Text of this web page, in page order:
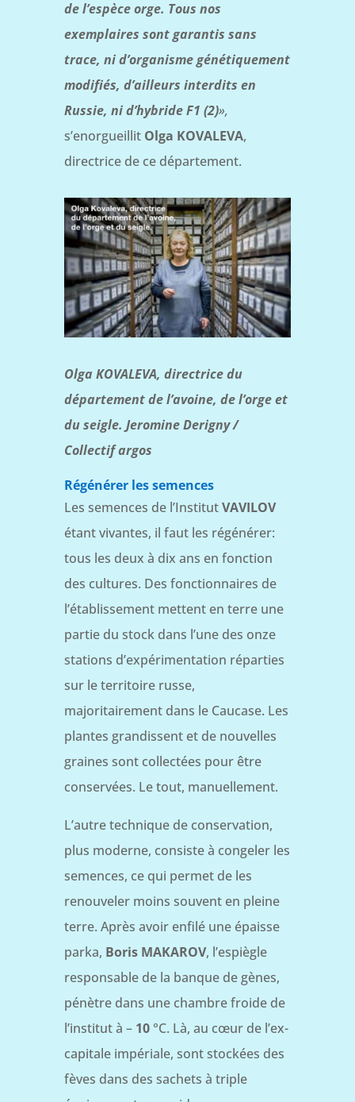
de l’espèce orge. Tous nos
exemplaires sont garantis sans
trace, ni d’organisme génétiquement
modifiés, d’ailleurs interdits en
Russie, ni d’hybride F1 (2)»,
s’enorgueillit Olga KOVALEVA,
directrice de ce département.
Olga KOVALEVA, directrice du
département de l’avoine, de l’orge et
du seigle. Jeromine Derigny /
Collectif argos
Régénérer les semences
Les semences de l’InstitutVAVILOV
étant vivantes, il faut les régénérer:
tous les deux à dix ans en fonction
des cultures. Des fonctionnaires de
l’établissement mettent en terre une
partie du stock dans l’une des onze
stations d’expérimentation réparties
sur le territoire russe,
majoritairement dans le Caucase. Les
plantes grandissent et de nouvelles
graines sont collectées pour être
conservées. Le tout, manuellement.
L’autre technique de conservation,
plus moderne, consiste à congeler les
semences, ce qui permet de les
renouveler moins souvent en pleine
terre. Après avoir enfilé une épaisse
parka, Boris MAKAROV, l’espiègle
responsable de la banque de gènes,
pénètre dans une chambre froide de
l’institut à – 10°C. Là, au cœur de l’ex-
capitale impériale, sont stockées des
fèves dans des sachets à triple